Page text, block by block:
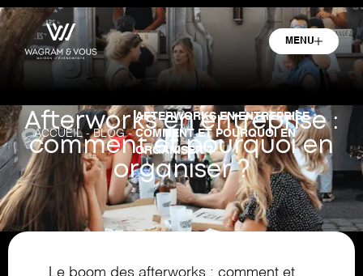
MENU
Afterworks en entreprise :
comment et pourquoi en
organiser ?
ACCUEIL -BLOG-
AFTERWORKS EN ENTREPRISE :
COMMENT ET POURQUOI EN
ORGANISER ?
Le boom des afterworks : comment et